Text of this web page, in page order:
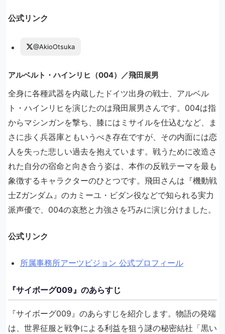
公式リンク
@AkioOtsuka
アルベルト・ハインリヒ（004）／飛田展男
全身に各種武器を内蔵したドイツ出身の戦士、アルベル
ト・ハインリヒを演じたのは飛田展男さんです。004は指
からマシンガンを撃ち、膝にはミサイルを仕込むなど、ま
さに歩く兵器庫ともいうべき存在ですが、その内面には恋
人を失った悲しい過去を抱えています。戦うために改造さ
れた自分の宿命と向き合う姿は、本作の反戦テーマを最も
象徴するキャラクターのひとつです。飛田さんは『機動戦
士Zガンダム』のカミーユ・ビダン役などで知られる実力
派声優で、004の哀愁と力強さを巧みに演じ分けました。
公式リンク
所属事務所アーツビジョン 公式プロフィール
『サイボーグ009』のあらすじ
『サイボーグ009』のあらすじを紹介します。物語の発端
は、世界征服と戦争による利益を狙う謎の秘密結社「黒い